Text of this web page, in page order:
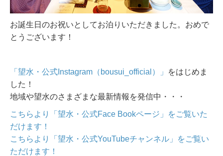
お誕生日のお祝いとしてお泊りいただきました。おめで
とうございます！
「望水・公式Instagram（bousui_official）」
をはじめま
した！
地域や望水のさまざまな最新情報を発信中・・・
こちらより「望水・公式Face Bookページ」をご覧いた
だけます！
こちらより「望水・公式YouTubeチャンネル」をご覧い
ただけます！